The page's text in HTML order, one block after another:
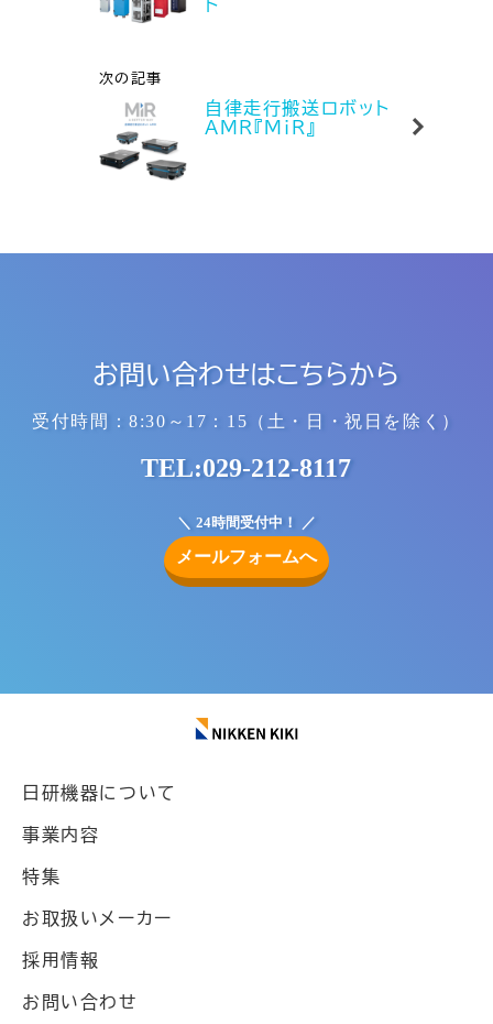
ト
次の記事
自律走行搬送ロボット
AMR『MiR』
お問い合わせはこちらから
受付時間：8:30～17：15 （土・日・祝日を除く）
TEL:029-212-8117
24時間受付中！
メールフォームへ
日研機器について
事業内容
特集
お取扱いメーカー
採用情報
お問い合わせ